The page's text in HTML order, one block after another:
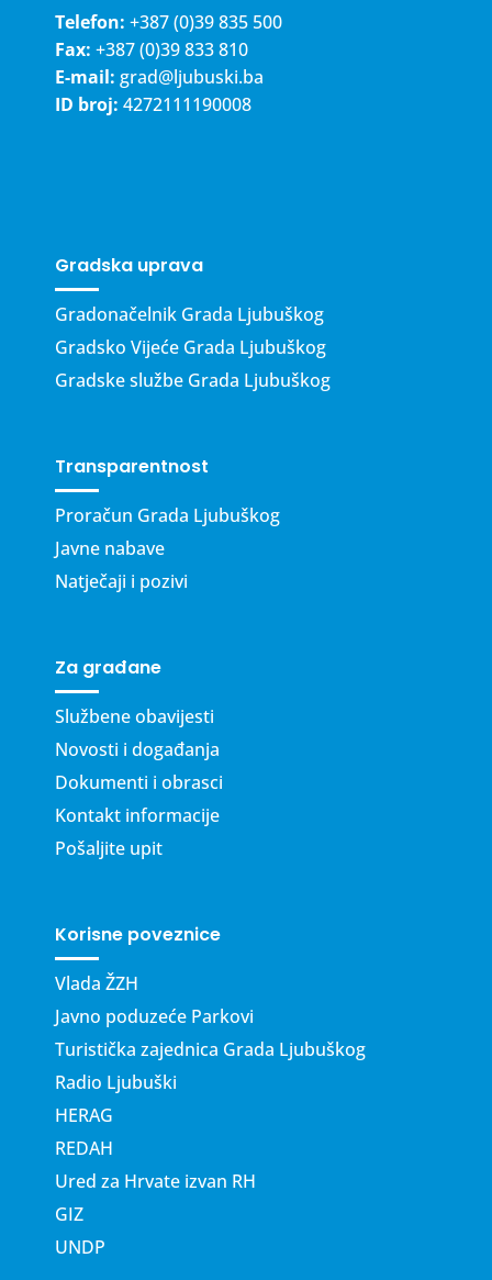
Telefon: +387 (0)39 835 500
Fax: +387 (0)39 833 810
E-mail: grad@ljubuski.ba
ID broj: 4272111190008
Gradska uprava
Gradonačelnik Grada Ljubuškog
Gradsko Vijeće Grada Ljubuškog
Gradske službe Grada Ljubuškog
Transparentnost
Proračun Grada Ljubuškog
Javne nabave
Natječaji i pozivi
Za građane
Službene obavijesti
Novosti i događanja
Dokumenti i obrasci
Kontakt informacije
Pošaljite upit
Korisne poveznice
Vlada ŽZH
Javno poduzeće Parkovi
Turistička zajednica Grada Ljubuškog
Radio Ljubuški
HERAG
REDAH
Ured za Hrvate izvan RH
GIZ
UNDP